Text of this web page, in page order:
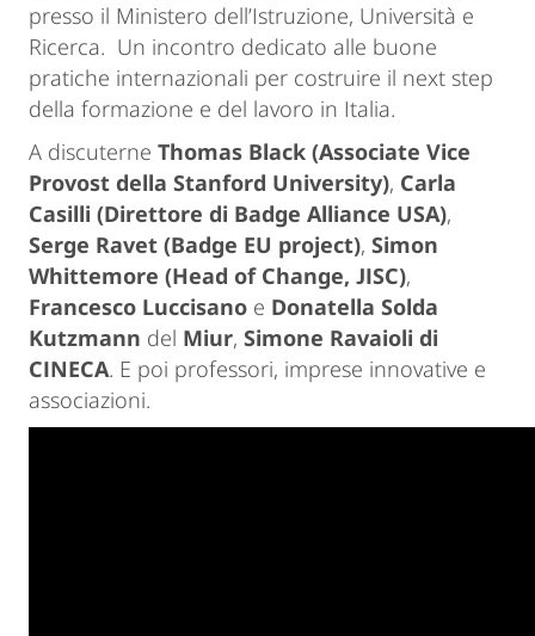
presso il Ministero dell’Istruzione, Università e
Ricerca. Un incontro dedicato alle buone
pratiche internazionali per costruire il next step
della formazione e del lavoro in Italia.
A discuterne Thomas Black (Associate Vice
Provost della Stanford University), Carla
Casilli (Direttore di Badge Alliance USA),
Serge Ravet (Badge EU project), Simon
Whittemore (Head of Change, JISC),
Francesco Luccisano e Donatella Solda
Kutzmann del Miur, Simone Ravaioli di
CINECA. E poi professori, imprese innovative e
associazioni.